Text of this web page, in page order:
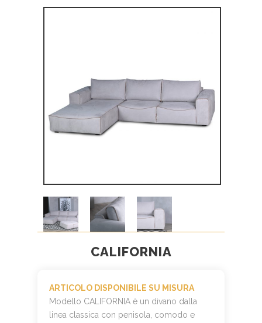
CALIFORNIA
ARTICOLO DISPONIBILE SU MISURA
Modello CALIFORNIA è un divano dalla
linea classica con penisola, comodo e